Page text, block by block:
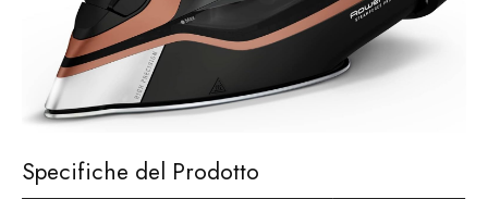
Specifiche del Prodotto